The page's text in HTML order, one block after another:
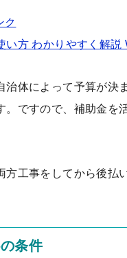
ク
い方 わかりやすく解
治体によって予算が決
。ですので、補助金を
方工事をしてから後払
条件